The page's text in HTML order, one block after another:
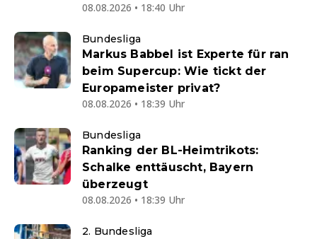
08.08.2026 • 18:40 Uhr
Bundesliga
Markus Babbel ist Experte für ran
beim Supercup: Wie tickt der
Europameister privat?
08.08.2026 • 18:39 Uhr
Bundesliga
Ranking der BL-Heimtrikots:
Schalke enttäuscht, Bayern
überzeugt
08.08.2026 • 18:39 Uhr
2. Bundesliga